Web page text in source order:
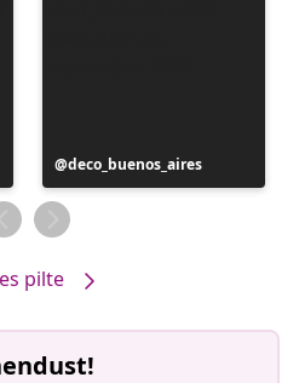
Postitus
avaldatud
deco_buenos_aires
pilte